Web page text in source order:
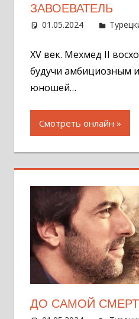
ЗАВОЕВАТЕЛЬ
01.05.2024
XV век. Мехмед II
будучи амбициозным
юношей…
Смотреть онлайн
ДО САМОЙ